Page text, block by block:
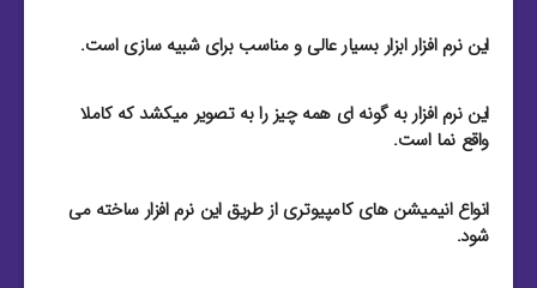
این نرم افزار ابزار بسیار عالی و مناسب برای شبیه سازی است.
این نرم افزار به گونه ای همه چیز را به تصویر میکشد که کاملا
واقع نما است.
انواع انیمیشن های کامپیوتری از طریق این نرم افزار ساخته می
شود.